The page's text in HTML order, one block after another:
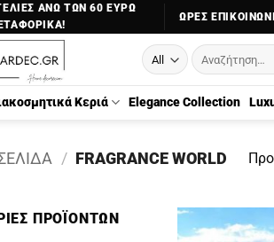
ΑΝΩ ΤΩΝ 60 ΕΥΡΩ
ΏΡΕΣ
Αναζήτηση
για:
Κεριά Elegance Collection
/ FRAGRANCE WORLD
ΠΡΟΪΌΝΤΩΝ